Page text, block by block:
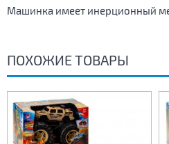
Машинка имеет инерционный
ПОХОЖИЕ ТОВАРЫ